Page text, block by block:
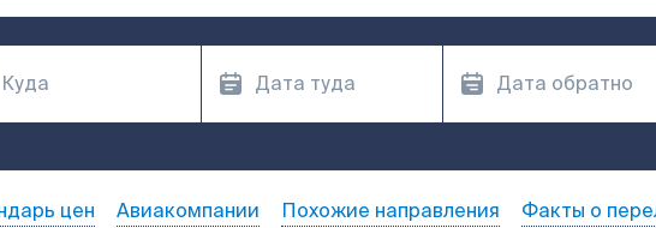
цен Авиакомпании Похожие направления Факты о